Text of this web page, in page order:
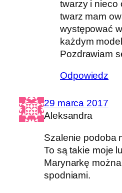
twarzy i nieco
twarz mam
występować
każdym
Pozdrawiam
Odpowiedz
29 marca 2017
Aleksandra
Szalenie podoba
To są takie moje
Marynarkę
spodniami.